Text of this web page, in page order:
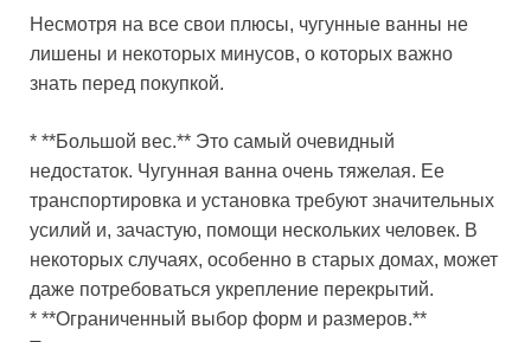
Несмотря на все свои плюсы, чугунные ванны не
лишены и некоторых минусов, о которых важно
знать перед покупкой.
* **Большой вес.** Это самый очевидный
недостаток. Чугунная ванна очень тяжелая. Ее
транспортировка и установка требуют значительных
усилий и, зачастую, помощи нескольких человек. В
некоторых случаях, особенно в старых домах, может
даже потребоваться укрепление перекрытий.
* **Ограниченный выбор форм и размеров.**